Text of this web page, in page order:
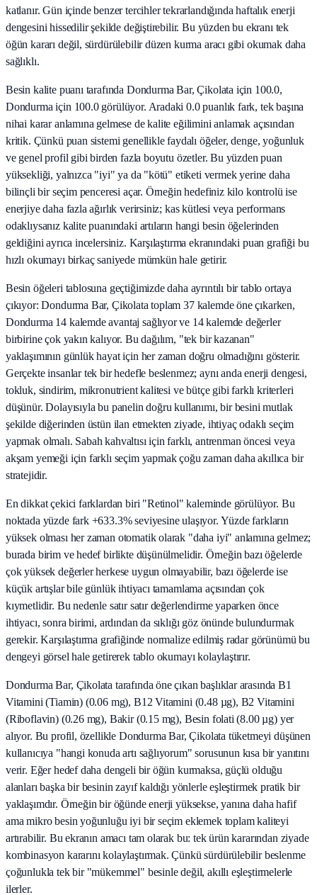
katlanır. Gün içinde benzer tercihler tekrarlandığında haftalık enerji
dengesini hissedilir şekilde değiştirebilir. Bu yüzden bu ekranı tek
öğün kararı değil, sürdürülebilir düzen kurma aracı gibi okumak daha
sağlıklı.
Besin kalite puanı tarafında Dondurma Bar, Çikolata için 100.0,
Dondurma için 100.0 görülüyor. Aradaki 0.0 puanlık fark, tek başına
nihai karar anlamına gelmese de kalite eğilimini anlamak açısından
kritik. Çünkü puan sistemi genellikle faydalı öğeler, denge, yoğunluk
ve genel profil gibi birden fazla boyutu özetler. Bu yüzden puan
yüksekliği, yalnızca "iyi" ya da "kötü" etiketi vermek yerine daha
bilinçli bir seçim penceresi açar. Örneğin hedefiniz kilo kontrolü ise
enerjiye daha fazla ağırlık verirsiniz; kas kütlesi veya performans
odaklıysanız kalite puanındaki artıların hangi besin öğelerinden
geldiğini ayrıca incelersiniz. Karşılaştırma ekranındaki puan grafiği bu
hızlı okumayı birkaç saniyede mümkün hale getirir.
Besin öğeleri tablosuna geçtiğimizde daha ayrıntılı bir tablo ortaya
çıkıyor: Dondurma Bar, Çikolata toplam 37 kalemde öne çıkarken,
Dondurma 14 kalemde avantaj sağlıyor ve 14 kalemde değerler
birbirine çok yakın kalıyor. Bu dağılım, "tek bir kazanan"
yaklaşımının günlük hayat için her zaman doğru olmadığını gösterir.
Gerçekte insanlar tek bir hedefle beslenmez; aynı anda enerji dengesi,
tokluk, sindirim, mikronutrient kalitesi ve bütçe gibi farklı kriterleri
düşünür. Dolayısıyla bu panelin doğru kullanımı, bir besini mutlak
şekilde diğerinden üstün ilan etmekten ziyade, ihtiyaç odaklı seçim
yapmak olmalı. Sabah kahvaltısı için farklı, antrenman öncesi veya
akşam yemeği için farklı seçim yapmak çoğu zaman daha akıllıca bir
stratejidir.
En dikkat çekici farklardan biri "Retinol" kaleminde görülüyor. Bu
noktada yüzde fark +633.3% seviyesine ulaşıyor. Yüzde farkların
yüksek olması her zaman otomatik olarak "daha iyi" anlamına gelmez;
burada birim ve hedef birlikte düşünülmelidir. Örneğin bazı öğelerde
çok yüksek değerler herkese uygun olmayabilir, bazı öğelerde ise
küçük artışlar bile günlük ihtiyacı tamamlama açısından çok
kıymetlidir. Bu nedenle satır satır değerlendirme yaparken önce
ihtiyacı, sonra birimi, ardından da sıklığı göz önünde bulundurmak
gerekir. Karşılaştırma grafiğinde normalize edilmiş radar görünümü bu
dengeyi görsel hale getirerek tablo okumayı kolaylaştırır.
Dondurma Bar, Çikolata tarafında öne çıkan başlıklar arasında B1
Vitamini (Tiamin) (0.06 mg), B12 Vitamini (0.48 µg), B2 Vitamini
(Riboflavin) (0.26 mg), Bakir (0.15 mg), Besin folati (8.00 µg) yer
alıyor. Bu profil, özellikle Dondurma Bar, Çikolata tüketmeyi düşünen
kullanıcıya "hangi konuda artı sağlıyorum" sorusunun kısa bir yanıtını
verir. Eğer hedef daha dengeli bir öğün kurmaksa, güçlü olduğu
alanları başka bir besinin zayıf kaldığı yönlerle eşleştirmek pratik bir
yaklaşımdır. Örneğin bir öğünde enerji yüksekse, yanına daha hafif
ama mikro besin yoğunluğu iyi bir seçim eklemek toplam kaliteyi
artırabilir. Bu ekranın amacı tam olarak bu: tek ürün kararından ziyade
kombinasyon kararını kolaylaştırmak. Çünkü sürdürülebilir beslenme
çoğunlukla tek bir "mükemmel" besinle değil, akıllı eşleştirmelerle
ilerler.